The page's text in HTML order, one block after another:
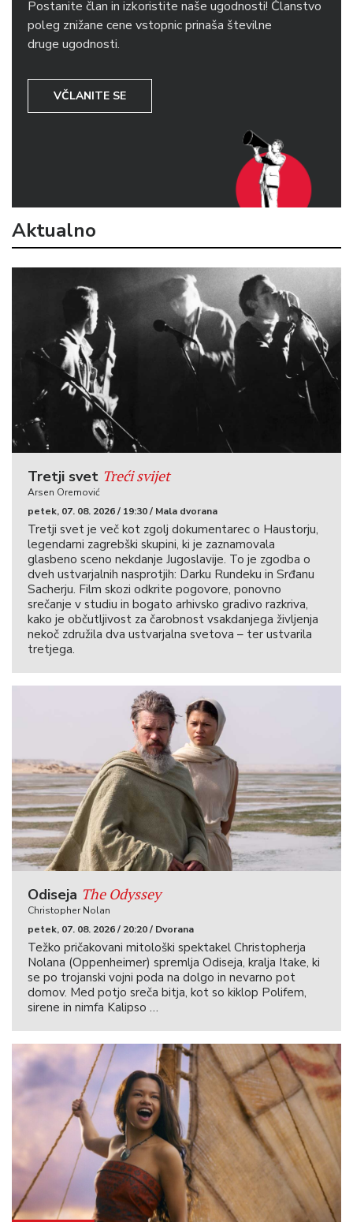
Postanite član in izkoristite naše ugodnosti! Članstvo
poleg znižane cene vstopnic prinaša številne
druge ugodnosti.
VČLANITE SE
Aktualno
Tretji svet Treći svijet
Arsen Oremović
petek, 07. 08. 2026 / 19:30 / Mala dvorana
Tretji svet je več kot zgolj dokumentarec o Haustorju,
legendarni zagrebški skupini, ki je zaznamovala
glasbeno sceno nekdanje Jugoslavije. To je zgodba o
dveh ustvarjalnih nasprotjih: Darku Rundeku in Srđanu
Sacherju. Film skozi odkrite pogovore, ponovno
srečanje v studiu in bogato arhivsko gradivo razkriva,
kako je občutljivost za čarobnost vsakdanjega življenja
nekoč združila dva ustvarjalna svetova – ter ustvarila
tretjega.
Odiseja The Odyssey
Christopher Nolan
petek, 07. 08. 2026 / 20:20 / Dvorana
Težko pričakovani mitološki spektakel Christopherja
Nolana (Oppenheimer) spremlja Odiseja, kralja Itake, ki
se po trojanski vojni poda na dolgo in nevarno pot
domov. Med potjo sreča bitja, kot so kiklop Polifem,
sirene in nimfa Kalipso …